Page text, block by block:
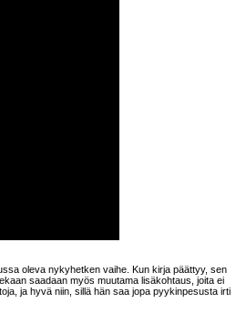
oleva nykyhetken vaihe. Kun kirja päättyy, sen
saadaan myös muutama lisäkohtaus, joita ei
ja hyvä niin, sillä hän saa jopa pyykinpesusta irti